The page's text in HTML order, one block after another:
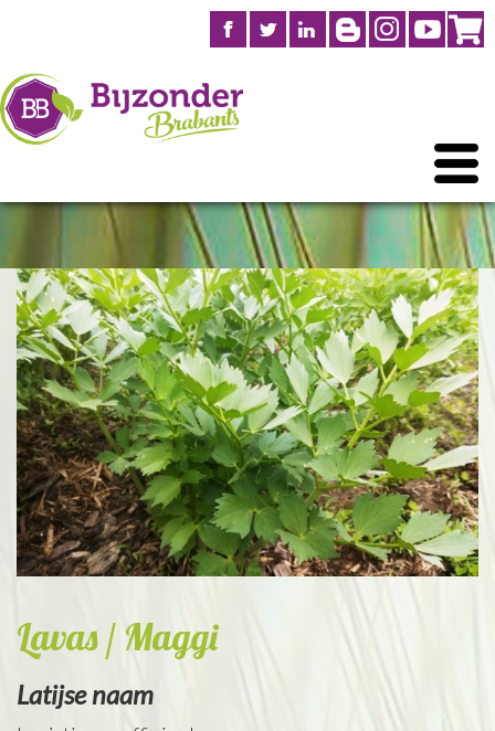
Lavas / Maggi
Latijse naam